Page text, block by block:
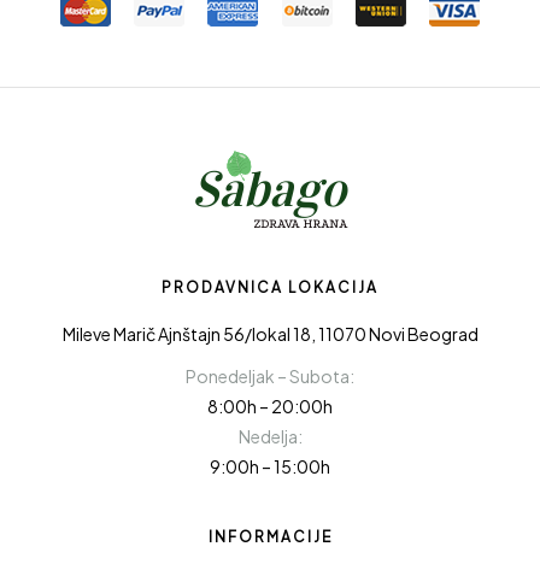
PRODAVNICA LOKACIJA
Mileve Marič Ajnštajn 56/lokal 18, 11070 Novi Beograd
Ponedeljak – Subota:
8:00h – 20:00h
Nedelja:
9:00h – 15:00h
INFORMACIJE